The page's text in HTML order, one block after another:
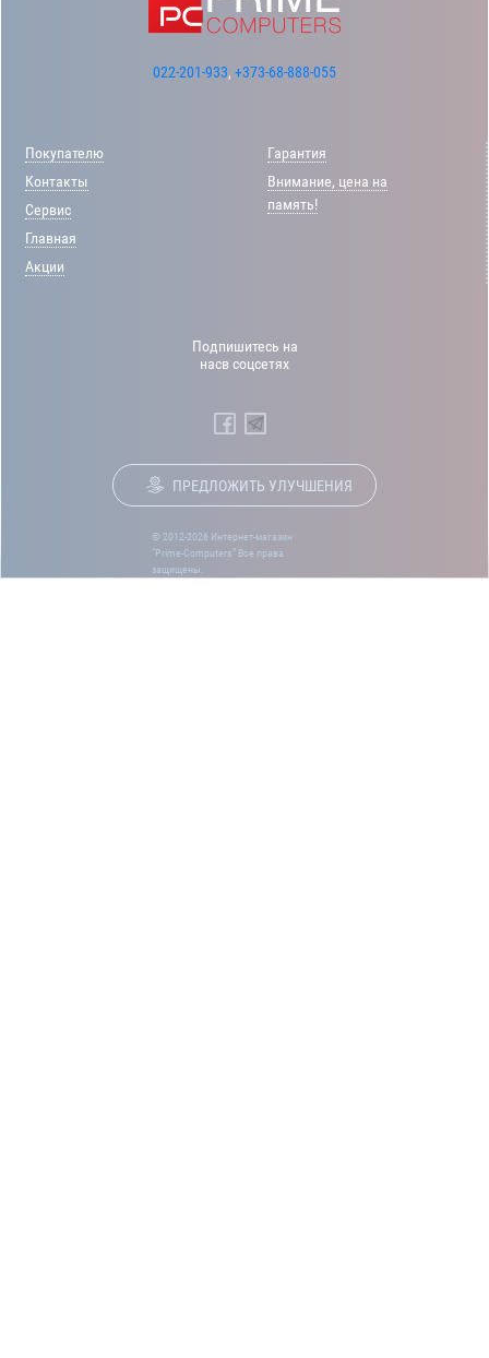
022-201-933, +373-68-888-055
Покупателю
Контакты
Сервис
Главная
Акции
Гарантия
Внимание, цена на
память!
Подпишитесь на
насв соцсетях
ПРЕДЛОЖИТЬ УЛУЧШЕНИЯ
© 2012-2026 Интернет-магазин
“Prime-Computers” Все права
защищены.